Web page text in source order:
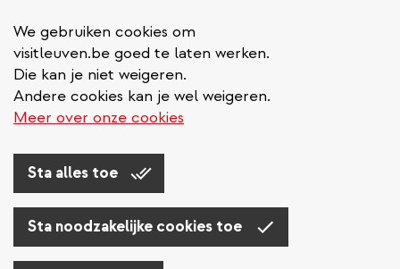
We gebruiken cookies om
visitleuven.be goed te laten werken.
Die kan je niet weigeren.
Andere cookies kan je wel weigeren.
Meer over onze cookies
Sta alles toe
Sta noodzakelijke cookies toe